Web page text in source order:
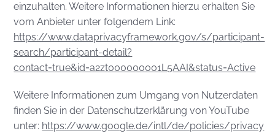
einzuhalten. Weitere Informationen hierzu erhalten Sie
vom Anbieter unter folgendem Link:
https://www.dataprivacyframework.gov/s/participant-
search/participant-detail?
contact=true&id=a2zt000000001L5AAI&status=Active
Weitere Informationen zum Umgang von Nutzerdaten
finden Sie in der Datenschutzerklärung von YouTube
unter: https://www.google.de/intl/de/policies/privacy